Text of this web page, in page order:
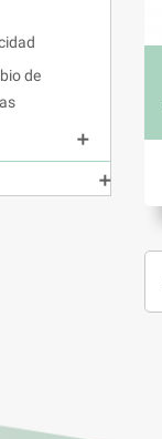
de

